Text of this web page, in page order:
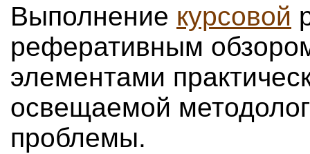
Выполнение курсовой
реферативным
элементами
освещаемой
проблемы.